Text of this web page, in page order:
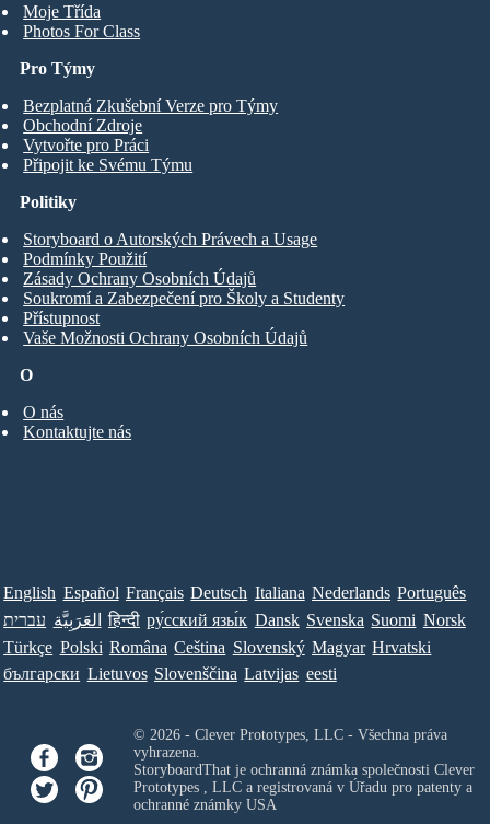
Moje Třída
Photos For Class
Pro Týmy
Bezplatná Zkušební Verze pro Týmy
Obchodní Zdroje
Vytvořte pro Práci
Připojit ke Svému Týmu
O
O nás
Kontaktujte nás
Politiky
Storyboard o Autorských Právech a Usage
Podmínky Použití
Zásady Ochrany Osobních Údajů
Soukromí a Zabezpečení pro Školy a Studenty
Přístupnost
Vaše Možnosti Ochrany Osobních Údajů
English Español Français Deutsch Italiana Nederlands Português
עברית العَرَبِيَّة हिन्दी ру́сский язы́к Dansk Svenska Suomi Norsk
Türkçe Polski Româna Ceština Slovenský Magyar Hrvatski
български Lietuvos Slovenščina Latvijas eesti
© 2026 - Clever Prototypes, LLC - Všechna práva
vyhrazena.
StoryboardThat je ochranná známka společnosti Clever
Prototypes , LLCa registrovaná v Úřadu pro patenty a
ochranné známky USA